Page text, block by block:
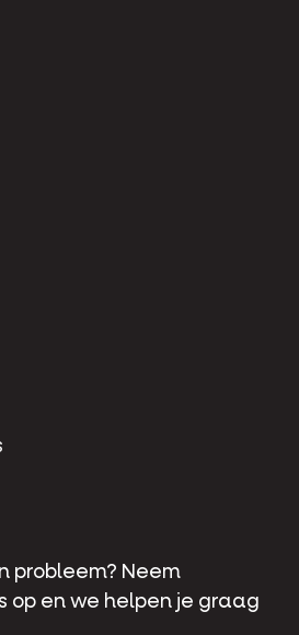
probleem? Neem
op en we helpen je graag